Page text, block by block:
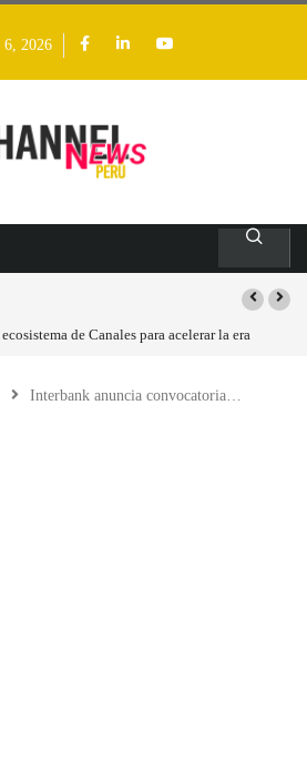
6, 2026
Las causas del impulso al alza en el precio de
Interbank anuncia convocatoria…